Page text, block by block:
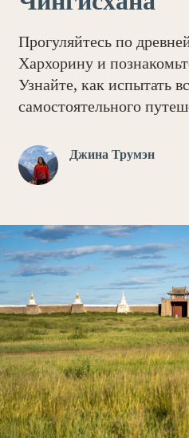
Прогуляйтесь по
Хархорину и
Узнайте, как испытать
самостоятельного
Джина Трумэн